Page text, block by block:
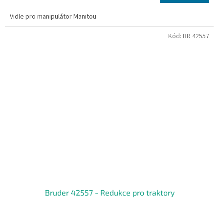
Vidle pro manipulátor Manitou
Bruder 42557 - Redukce pro traktory
Kód: BR 42557